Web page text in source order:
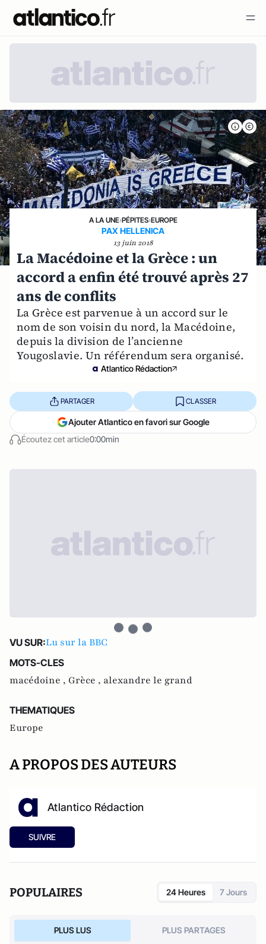
A LA UNE›PÉPITES›EUROPE
PAX HELLENICA
13 juin 2018
La Macédoine et la Grèce : un
accord a enfin été trouvé après 27
ans de conflits
La Grèce est parvenue à un accord sur le
nom de son voisin du nord, la Macédoine,
depuis la division de l’ancienne
Yougoslavie. Un référendum sera organisé.
Atlantico Rédaction
Écoutez cet article0:00min
PARTAGER CLASSER
Ajouter Atlantico en favori sur Google
VU SUR:Lu sur la BBC
MOTS-CLES
macédoine , Grèce , alexandre le grand
THEMATIQUES
Europe
A PROPOS DES AUTEURS
Atlantico Rédaction
SUIVRE
POPULAIRES 24 Heures 7 Jours
PLUS LUS PLUS PARTAGES